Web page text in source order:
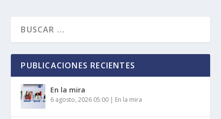
PUBLICACIONES RECIENTES
En la mira
6 agosto, 2026 05:00 | En la mira